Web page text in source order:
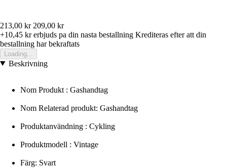
213,00 kr 209,00 kr
+10,45 krerbjuds pa din nasta bestallning Krediteras efter att din
bestallning har bekraftats
Loading...
Beskrivning
Nom Produkt : Gashandtag
Nom Relaterad produkt: Gashandtag
Produktanvändning : Cykling
Produktmodell : Vintage
Färg: Svart